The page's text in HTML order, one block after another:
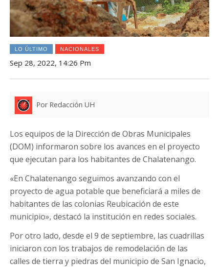
LO ÚLTIMO NACIONALES
Sep 28, 2022, 14:26 Pm
Por Redacción UH
Los equipos de la Dirección de Obras Municipales
(DOM) informaron sobre los avances en el proyecto
que ejecutan para los habitantes de Chalatenango.
«En Chalatenango seguimos avanzando con el
proyecto de agua potable que beneficiará a miles de
habitantes de las colonias Reubicación de este
municipio», destacó la institución en redes sociales.
Por otro lado, desde el 9 de septiembre, las cuadrillas
iniciaron con los trabajos de remodelación de las
calles de tierra y piedras del municipio de San Ignacio,